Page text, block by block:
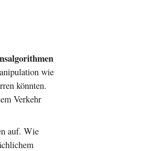
wie
könnten.
Verkehr
auf. Wie